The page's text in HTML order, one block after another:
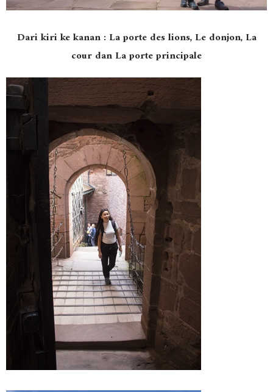
Dari kiri ke kanan : La porte des lions, Le donjon, La
cour dan La porte principale